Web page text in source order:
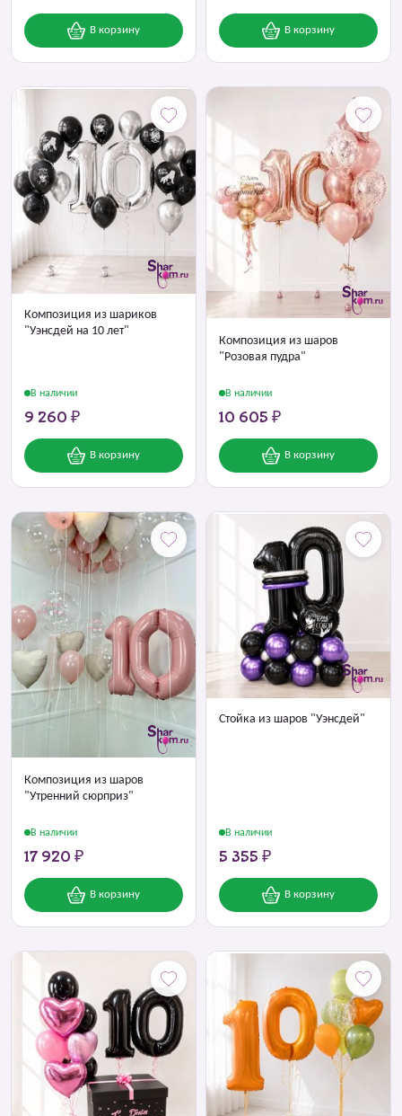
В корзину В корзину
Композиция из шариков
"Уэнсдей на 10 лет"
В наличии
9 260 ₽
В корзину
Композиция из шаров
"Розовая пудра"
В наличии
10 605 ₽
В корзину
Композиция из шаров
"Утренний сюрприз"
В наличии
17 920 ₽
В корзину
Стойка из шаров "Уэнсдей"
В наличии
5 355 ₽
В корзину